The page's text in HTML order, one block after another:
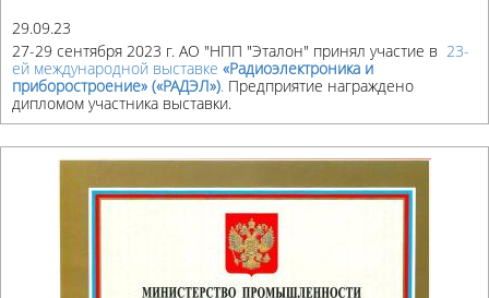
29.09.23
27-29 сентября 2023 г. АО "НПП "Эталон" принял участие в 23-
ей международной выставке «Радиоэлектроника и
приборостроение» («РАДЭЛ»). Предприятие награждено
дипломом участника выставки.